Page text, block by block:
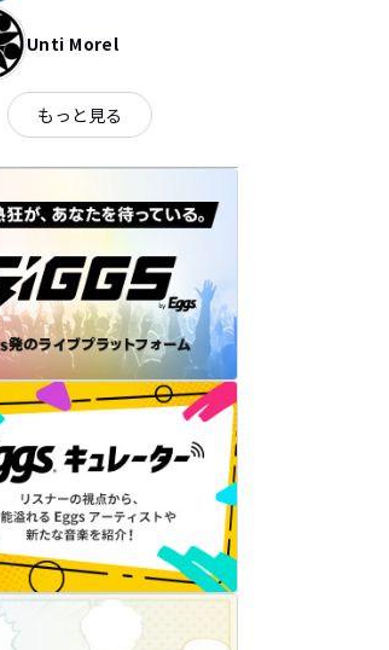
Unti Morel
もっと見る